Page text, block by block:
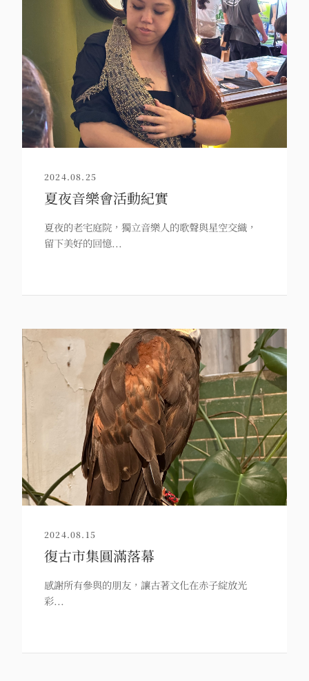
2024.08.25
夏夜音樂會活動紀實
夏夜的老宅庭院，獨立音樂人的歌聲與星空交織，
留下美好的回憶...
2024.08.15
復古市集圓滿落幕
感謝所有參與的朋友，讓古著文化在赤子綻放光
彩...